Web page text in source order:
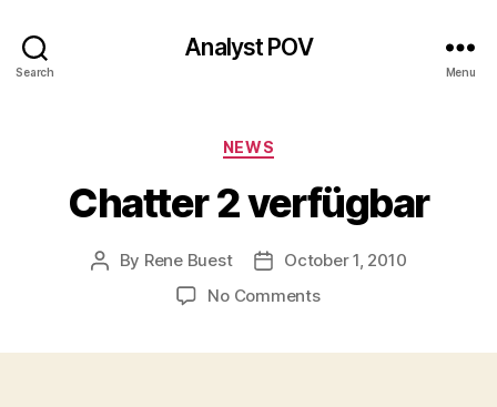
Search
Analyst POV
Menu
Categories
NEWS
Chatter 2 verfügbar
Post
By Rene Buest
PostOctober 1, 2010
No Commentson